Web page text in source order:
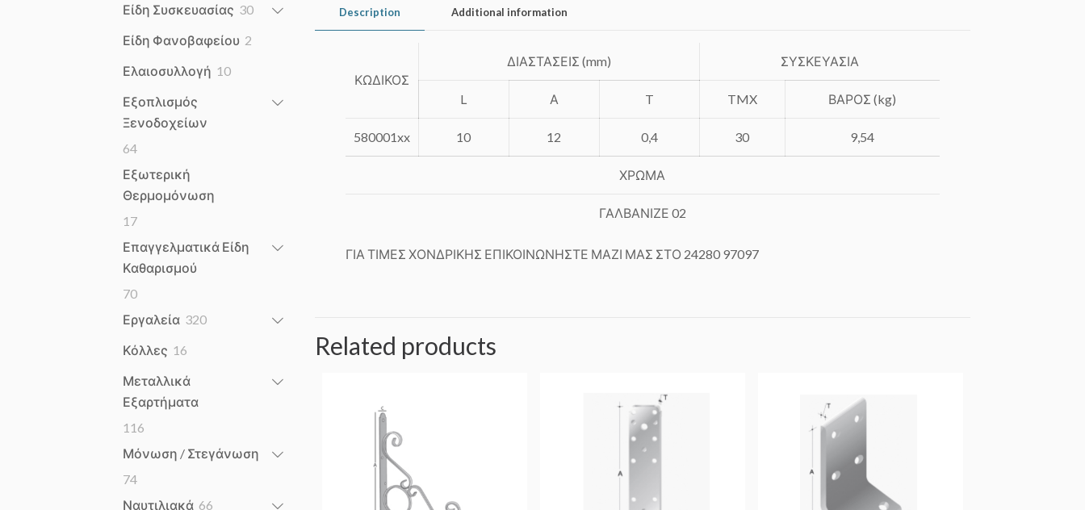
Description Additional information
ΚΩΔΙΚΟΣ
ΔΙΑΣΤΑΣΕΙΣ (mm) ΣΥΣΚΕΥΑΣΙΑ
L Α T TMX ΒΑΡΟΣ (kg)
580001xx 10 12 0,4 30 9,54
ΧΡΩΜΑ
ΓΑΛΒΑΝΙΖΕ 02
ΓΙΑ ΤΙΜΕΣ ΧΟΝΔΡΙΚΗΣ ΕΠΙΚΟΙΝΩΝΗΣΤΕ ΜΑΖΙ ΜΑΣ ΣΤΟ 24280 97097
Related products
Είδη Συσκευασίας 3030
Είδη Φανοβαφείου 2
Ελαιοσυλλογή 1010
Εξοπλισμός
Ξενοδοχείων
6464
products
Εξωτερική
Θερμομόνωση
1717
products
Επαγγελματικά Είδη
Καθαρισμού
7070
products
Εργαλεία 320320
Κόλλες 16
Μεταλλικά
Εξαρτήματα
116
products
Μόνωση / Στεγάνωση
7474
products
Ναυτιλιακά 66